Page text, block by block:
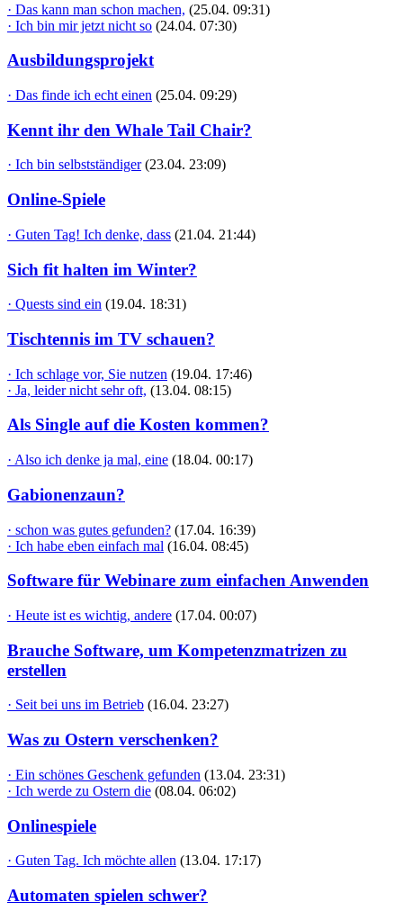
· Das kann man schon machen, (25.04. 09:31)
· Ich bin mir jetzt nicht so (24.04. 07:30)
Ausbildungsprojekt
· Das finde ich echt einen (25.04. 09:29)
Kennt ihr den Whale Tail Chair?
· Ich bin selbstständiger (23.04. 23:09)
Online-Spiele
· Guten Tag! Ich denke, dass (21.04. 21:44)
Sich fit halten im Winter?
· Quests sind ein (19.04. 18:31)
Tischtennis im TV schauen?
· Ich schlage vor, Sie nutzen (19.04. 17:46)
· Ja, leider nicht sehr oft, (13.04. 08:15)
Als Single auf die Kosten kommen?
· Also ich denke ja mal, eine (18.04. 00:17)
Gabionenzaun?
· schon was gutes gefunden? (17.04. 16:39)
· Ich habe eben einfach mal (16.04. 08:45)
Software für Webinare zum einfachen Anwenden
· Heute ist es wichtig, andere (17.04. 00:07)
Brauche Software, um Kompetenzmatrizen zu
erstellen
· Seit bei uns im Betrieb (16.04. 23:27)
Was zu Ostern verschenken?
· Ein schönes Geschenk gefunden (13.04. 23:31)
· Ich werde zu Ostern die (08.04. 06:02)
Onlinespiele
· Guten Tag. Ich möchte allen (13.04. 17:17)
Automaten spielen schwer?